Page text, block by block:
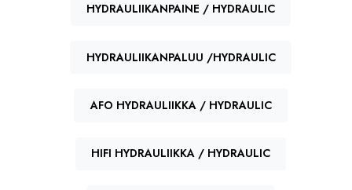
HYDRAULIIKANPAINE / HYDRAULIC
HYDRAULIIKANPALUU /HYDRAULIC
AFO HYDRAULIIKKA / HYDRAULIC
HIFI HYDRAULIIKKA / HYDRAULIC